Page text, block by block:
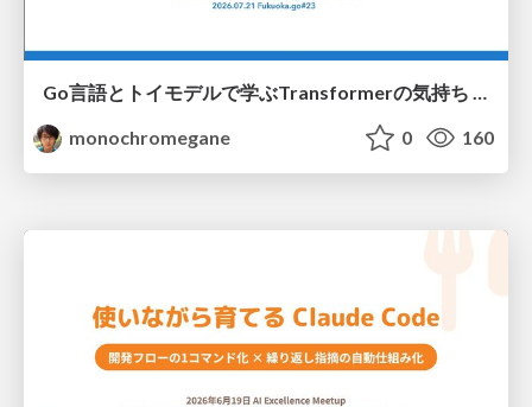
Go言語とトイモデルで学ぶTransformerの気持ち / fukuokago23-transformer
monochromegane
0 160